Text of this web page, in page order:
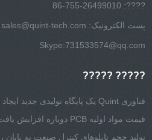
????: 86-755-26499010
پست الکترونیک: sales@quint-tech.com
Skype:731533574@qq.com
????? ?????
فناوری Quint یک پایگاه تولیدی جدید ایجاد می کند
قیمت مواد اولیه PCB دوباره افزایش یافت
تولید حجم تابلوهای کنترل صنعت به پایان